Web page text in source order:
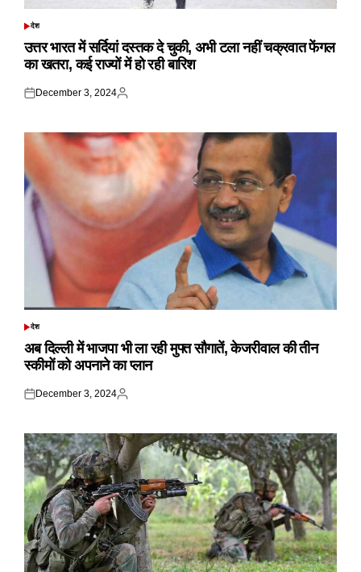
POSTED
देश
उत्तर भारत में सर्दियां दस्तक दे चुकी, अभी टला नहीं चक्रवात फेंगल
का खतरा, कई राज्यों में हो रही बारिश
Posted
December 3, 2024
Posted
POSTED
देश
अब दिल्ली में भाजपा भी ला रही मुफ्त सौगातें, केजरीवाल की तीन
स्कीमों को अपनाने का प्लान
Posted
December 3, 2024
Posted